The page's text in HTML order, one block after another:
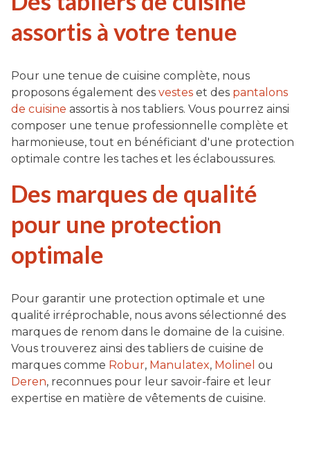
assortis à votre tenue
Pour une tenue de cuisine complète, nous
proposons également des vestes et des pantalons
de cuisine assortis à nos tabliers. Vous pourrez ainsi
composer une tenue professionnelle complète et
harmonieuse, tout en bénéficiant d'une protection
optimale contre les taches et les éclaboussures.
Des marques de qualité
pour une protection
optimale
Pour garantir une protection optimale et une
qualité irréprochable, nous avons sélectionné des
marques de renom dans le domaine de la cuisine.
Vous trouverez ainsi des tabliers de cuisine de
marques comme Robur, Manulatex, Molinel ou
Deren, reconnues pour leur savoir-faire et leur
expertise en matière de vêtements de cuisine.